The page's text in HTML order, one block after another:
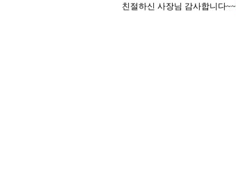
친절하신 사장님 감사합니다~~